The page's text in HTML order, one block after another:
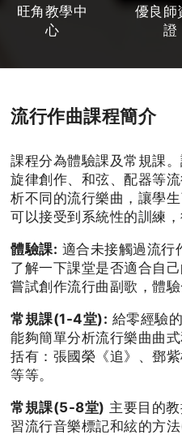
旺角教學中
心
優良師
證
流行作曲課程簡介
課程分為體驗課及常規課
旋律創作、和弦、配器等
析不同的流行樂曲，讓學
可以接受到系統性的訓練
體驗課: 適合未接觸過流行
了解一下課堂是否適合自
嘗試創作流行曲副歌，體
常規課(1-4堂): 給零經驗
能夠簡單分析流行樂曲曲
括有：張國榮《追》、鄧
等等。
常規課(5-8堂) 主要目的
習流行音樂標記和絃的方